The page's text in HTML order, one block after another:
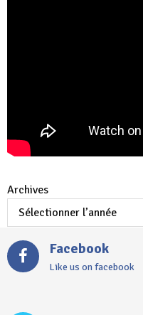
Archives
Facebook
Like us on facebook